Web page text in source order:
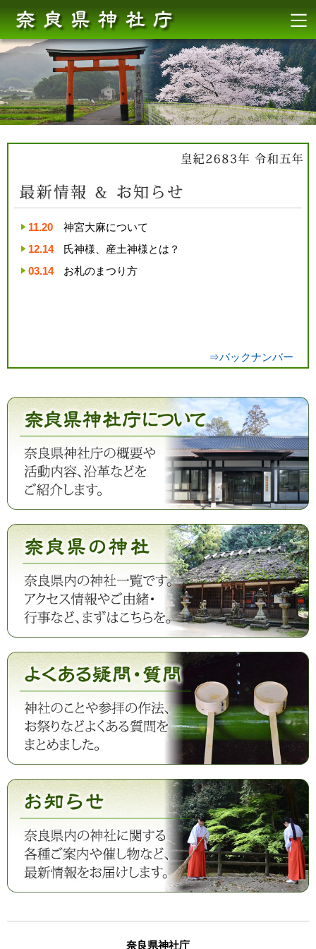
⇒バックナンバー
奈良県神社庁